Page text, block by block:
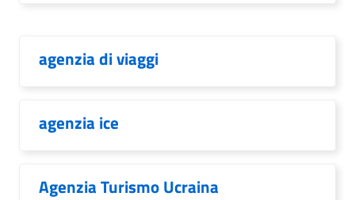
agenzia di viaggi
agenzia ice
Agenzia Turismo Ucraina